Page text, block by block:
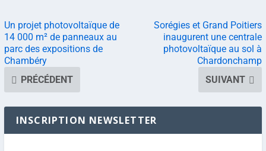
Un projet photovoltaïque de
14 000 m² de panneaux au
parc des expositions de
Chambéry
PRÉCÉDENT
Sorégies et Grand Poitiers
inaugurent une centrale
photovoltaïque au sol à
Chardonchamp
SUIVANT
INSCRIPTION NEWSLETTER